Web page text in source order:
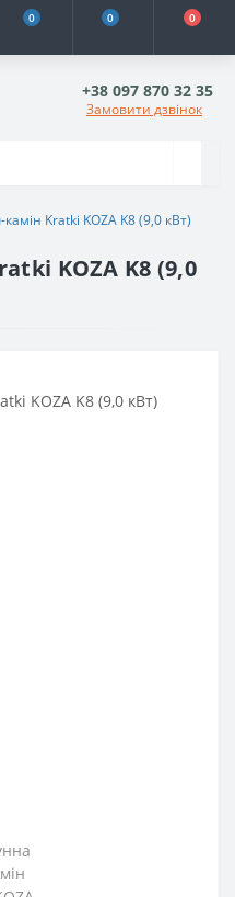
0 0 0
+38 097 870 32 35
Замовити дзвінок
Kratki KOZA K8 (9,0 кВт)
KOZA K8 (9,0